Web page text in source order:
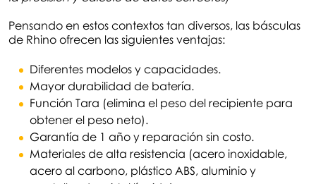
Pensando en estos contextos tan diversos, las básculas
de Rhino ofrecen las siguientes ventajas:
Diferentes modelos y capacidades.
Mayor durabilidad de batería.
Función Tara (elimina el peso del recipiente para
obtener el peso neto).
Garantía de 1 año y reparación sin costo.
Materiales de alta resistencia (acero inoxidable,
acero al carbono, plástico ABS, aluminio y